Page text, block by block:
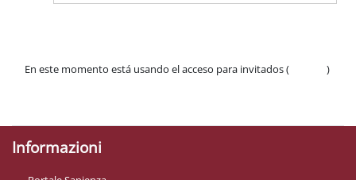
En este momento está usando el acceso para invitados (
)
Informazioni